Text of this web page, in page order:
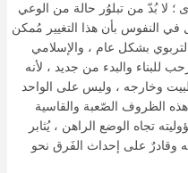
؛ لا بُدّ من تبلوُر حالة من الوعي
في النفوس بأن هذا التغيير مُمكن
بشكل عام ، والإسلامي
للبناء والبدء من جديد ، لأنه
وخارجه ، وليس على الواحد
الظروف الصّعبة والقاسية
تجاه الوضع الراهن ، يُثابر
وقادرٌ على إحداث الفَرق نحو